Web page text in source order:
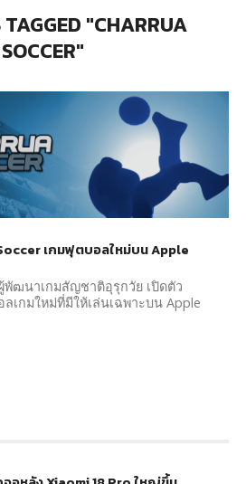
"CHARRUA
SOCCER"
เกมฟุตบอลใหม่บน Apple
พัฒนาเกมสัญชาติอุรุกวัย เปิดตัว
ลเกมใหม่ที่มีให้เล่นเฉพาะบน Apple